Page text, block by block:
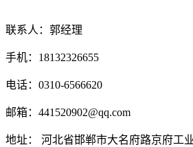
联系人：郭经理
手机：18132326655
电话：0310-6566620
邮箱：441520902@qq.com
地址： 河北省邯郸市大名府路京府工